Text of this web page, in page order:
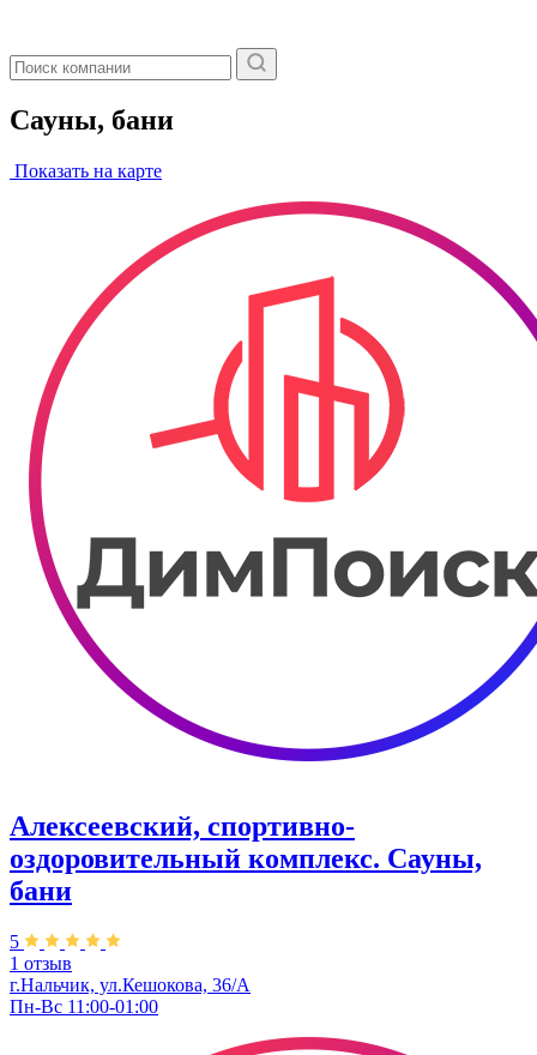
Сауны, бани
Показать на карте
Алексеевский, спортивно-
оздоровительный комплекс. Сауны,
бани
5
1 отзыв
г.Нальчик, ул.Кешокова, 36/А
Пн-Вс 11:00-01:00